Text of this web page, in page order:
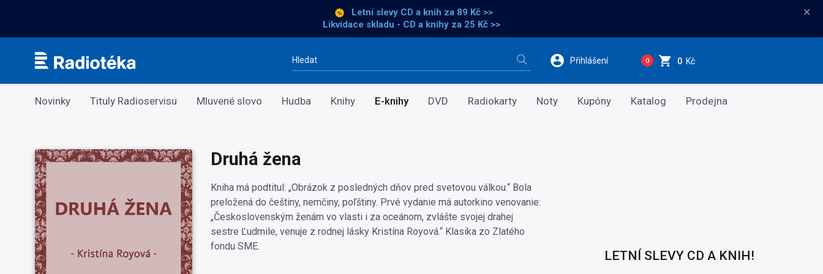
Letní slevy CD a knih za 89 Kč >>
Likvidace skladu - CD a knihy za 25 Kč >>
×
Vyhledávání Přihlášení 0 0 Kč
Kategorie
Novinky Tituly Radioservisu Mluvené slovo Hudba Knihy E-knihy DVD Radiokarty Noty Kupóny Katalog Prodejna
Druhá žena
Kniha má podtitul: „Obrázok z posledných dňov pred svetovou válkou.“ Bola
preložená do češtiny, nemčiny, poľštiny. Prvé vydanie má autorkino venovanie:
„Československým ženám vo vlasti i za oceánom, zvlášte svojej drahej
sestre Ľudmile, venuje z rodnej lásky Kristína Royová.“ Klasika zo Zlatého
fondu SME.
LETNÍ SLEVY CD A KNIH!